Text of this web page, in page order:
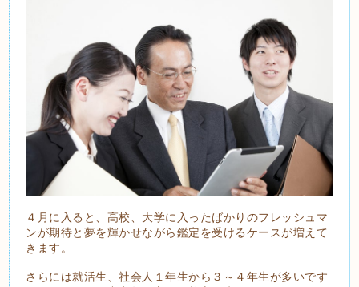
４月に入ると、高校、大学に入ったばかりのフレッシュマ
ンが期待と夢を輝かせながら鑑定を受けるケースが増えて
きます。
さらには就活生、社会人１年生から３～４年生が多いです